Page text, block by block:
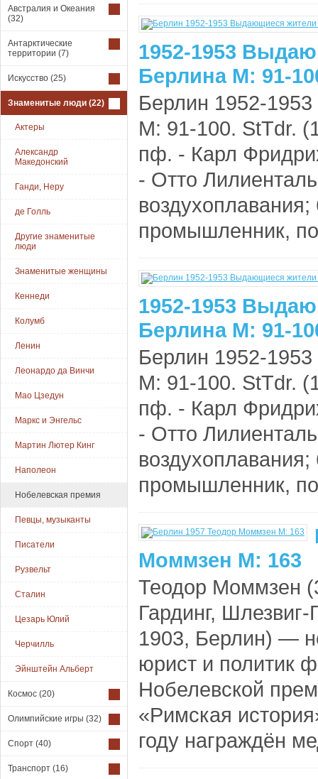
Австралия и Океания
(32)
Антарктические
территории (7)
Искусство (25)
Знаменитые люди (22)
Актеры
Александр
Македонский
Ганди, Неру
де Голль
Другие знаменитые
люди
Знаменитые женщины
Кеннеди
Колумб
Ленин
Леонардо да Винчи
Мао Цзедун
Маркс и Энгельс
Мартин Лютер Кинг
Наполеон
Нобелевская премия
Певцы, музыканты
Писатели
Рузвельт
Сталин
Цезарь Юлий
Черчилль
Эйнштейн Альберт
Космос (20)
Олимпийские игры (32)
Спорт (40)
Транспорт (16)
1952-1953
Берлина М: 91-
Берлин 1952-
М: 91-100. StTdr.
пф. - Карл
- Отто
промышленник,
1952-1953
Берлина М: 91-
Берлин 1952-
М: 91-100. StTdr.
пф. - Карл
- Отто
промышленник,
Моммзен М: 163
Теодор Моммзен
Гардинг,
1903, Берлин) —
юрист и политик
Нобелевской
«Римская
году награждён